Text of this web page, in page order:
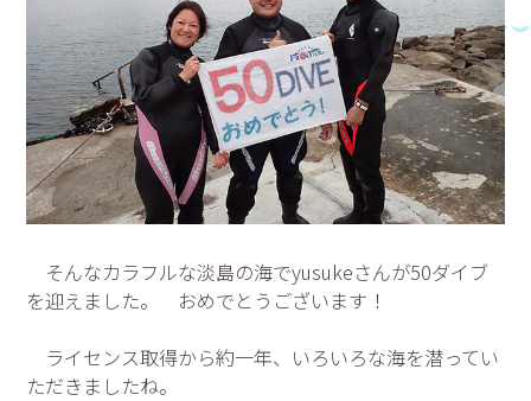
そんなカラフルな淡島の海でyusukeさんが50ダイブ
を迎えました。 おめでとうございます！
ライセンス取得から約一年、いろいろな海を潜ってい
ただきましたね。